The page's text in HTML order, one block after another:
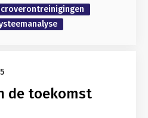
de toekomst